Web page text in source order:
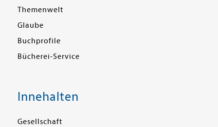
Themenwelt
Glaube
Buchprofile
Bücherei-Service
Innehalten
Gesellschaft